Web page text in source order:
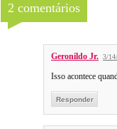
2 comentários
Geronildo Jr. 3/
Isso acontece
Responder